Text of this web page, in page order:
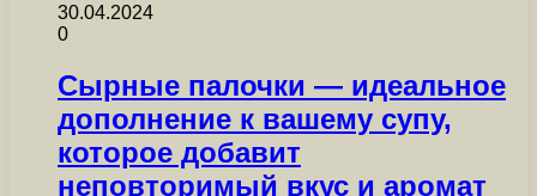
30.04.2024
0
Сырные палочки — идеальное
дополнение к вашему супу,
которое добавит
неповторимый вкус и аромат